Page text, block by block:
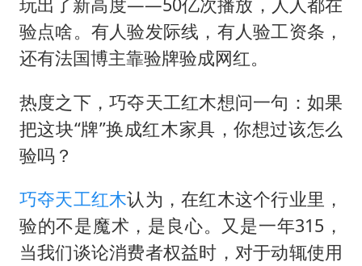
构建更高水平的全民健身公共服务体系
王艺迪2-4不敌张本美和止步4强
以军士兵把枪口对准中国记者
顾客将调料瓶扔火锅里泄愤
上海有出现龙卷潜势
奋力开创中国式现代化建设新局面
玩出了新高度——50亿次播放，人人都在
验点啥。有人验发际线，有人验工资条，
还有法国博主靠验牌验成网红。
热度之下，巧夺天工红木想问一句：如果
把这块“牌”换成红木家具，你想过该怎么
验吗？
巧夺天工红木认为，在红木这个行业里，
验的不是魔术，是良心。又是一年315，
当我们谈论消费者权益时，对于动辄使用